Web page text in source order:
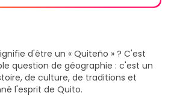
d'être un « Quiteño » ? C'est
question de géographie : c'est un
de culture, de traditions et
l'esprit de Quito.